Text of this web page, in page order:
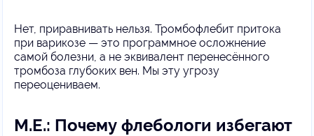
Нет, приравнивать нельзя. Тромбофлебит притока
при варикозе — это программное осложнение
самой болезни, а не эквивалент перенесённого
тромбоза глубоких вен. Мы эту угрозу
переоцениваем.
М.Е.: Почему флебологи избегают